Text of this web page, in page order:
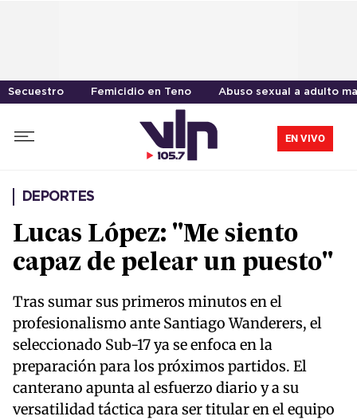
Secuestro Femicidio en Teno Abuso sexual a adulto
EN VIVO
DEPORTES
Lucas López: "Me siento
capaz de pelear un puesto"
Tras sumar sus primeros minutos en el
profesionalismo ante Santiago Wanderers, el
seleccionado Sub-17 ya se enfoca en la
preparación para los próximos partidos. El
canterano apunta al esfuerzo diario y a su
versatilidad táctica para ser titular en el equipo